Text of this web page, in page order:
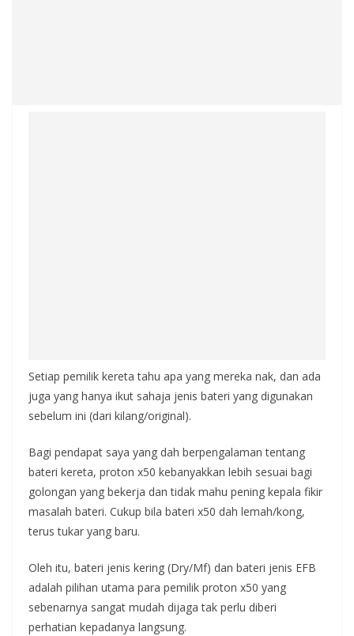
Setiap pemilik kereta tahu apa yang mereka nak, dan ada
juga yang hanya ikut sahaja jenis bateri yang digunakan
sebelum ini (dari kilang/original).
Bagi pendapat saya yang dah berpengalaman tentang
bateri kereta, proton x50 kebanyakkan lebih sesuai bagi
golongan yang bekerja dan tidak mahu pening kepala fikir
masalah bateri. Cukup bila bateri x50 dah lemah/kong,
terus tukar yang baru.
Oleh itu, bateri jenis kering (Dry/Mf) dan bateri jenis EFB
adalah pilihan utama para pemilik proton x50 yang
sebenarnya sangat mudah dijaga tak perlu diberi
perhatian kepadanya langsung.